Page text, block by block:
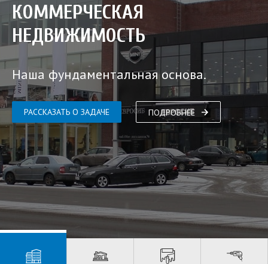
КОММЕРЧЕСКАЯ
НЕДВИЖИМОСТЬ
Наша фундаментальная основа.
РАССКАЗАТЬ О ЗАДАЧЕ ПОДРОБНЕЕ